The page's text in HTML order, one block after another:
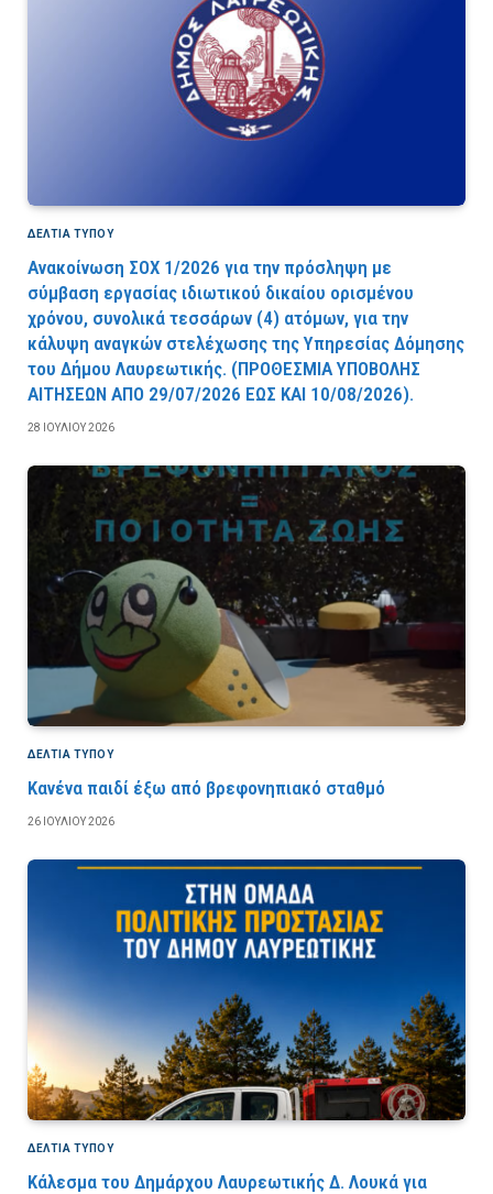
ΔΕΛΤΙΑ ΤΥΠΟΥ
Ανακοίνωση ΣΟΧ 1/2026 για την πρόσληψη με
σύμβαση εργασίας ιδιωτικού δικαίου ορισμένου
χρόνου, συνολικά τεσσάρων (4) ατόμων, για την
κάλυψη αναγκών στελέχωσης της Υπηρεσίας Δόμησης
του Δήμου Λαυρεωτικής. (ΠPOΘEΣMIA YΠOBOΛHΣ
AITHΣEΩN AΠO 29/07/2026 EΩΣ KAI 10/08/2026).
28 ΙΟΥΛΊΟΥ 2026
ΔΕΛΤΙΑ ΤΥΠΟΥ
Κανένα παιδί έξω από βρεφονηπιακό σταθμό
26 ΙΟΥΛΊΟΥ 2026
ΔΕΛΤΙΑ ΤΥΠΟΥ
Κάλεσμα του Δημάρχου Λαυρεωτικής Δ. Λουκά για